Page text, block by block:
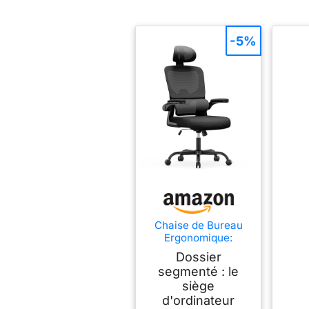
Chaise de Bureau
Ergonomique:
Fauteuil Bureau
avec Support
Lombaire en
C,Dossier et Appui-
tête
Dossier
segmenté : le
siège
d'ordinateur
-5%